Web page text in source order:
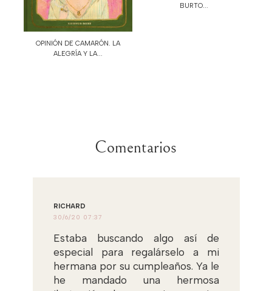
OPINIÓN DE CAMARÓN. LA
ALEGRÍA Y LA...
BURTO...
Comentarios
RICHARD
30/6/20 07:37
Estaba buscando algo así de
especial para regalárselo a mi
hermana por su cumpleaños. Ya le
he mandado una hermosa